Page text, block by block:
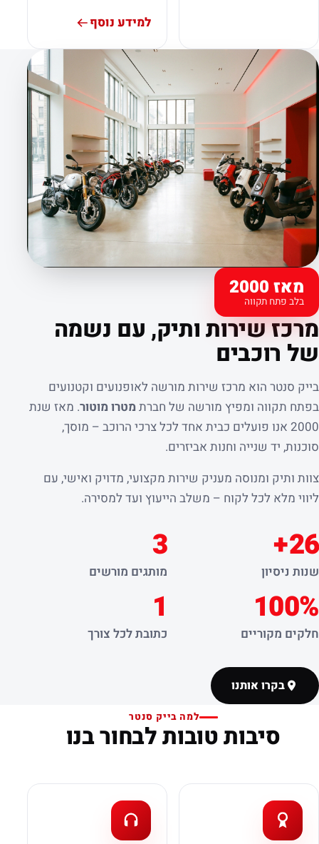
למידע נוסף
מאז 2000
בלב פתח תקווה
קצת עלינו
מרכז שירות ותיק, עם נשמה
של רוכבים
בייק סנטר הוא מרכז שירות מורשה לאופנועים וקטנועים
בפתח תקווה ומפיץ מורשה של חברת מטרו מוטור. מאז שנת
2000 אנו פועלים כבית אחד לכל צרכי הרוכב – מוסך,
סוכנות, יד שנייה וחנות אביזרים.
צוות ותיק ומנוסה מעניק שירות מקצועי, מדויק ואישי, עם
ליווי מלא לכל לקוח – משלב הייעוץ ועד למסירה.
26+
שנות ניסיון
3
מותגים מורשים
100%
חלקים מקוריים
1
כתובת לכל צורך
בקרו אותנו
למה בייק סנטר
סיבות טובות לבחור בנו